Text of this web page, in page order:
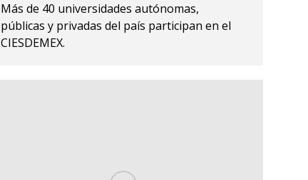
Más de 40 universidades autónomas,
públicas y privadas del país participan en el
CIESDEMEX.